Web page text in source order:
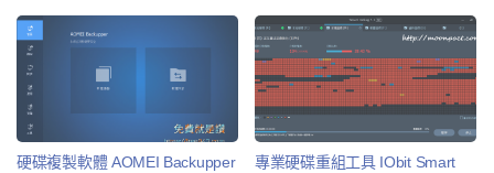
硬碟複製軟體 AOMEI Backupper
專業硬碟重組工具 IObit Smart